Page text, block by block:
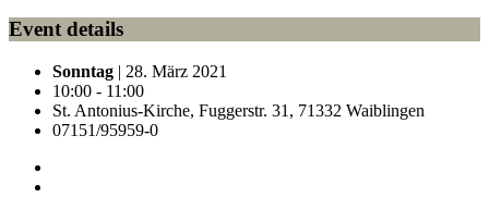
Event details
Sonntag | 28. März 2021
10:00 - 11:00
St. Antonius-Kirche, Fuggerstr. 31, 71332 Waiblingen
07151/95959-0